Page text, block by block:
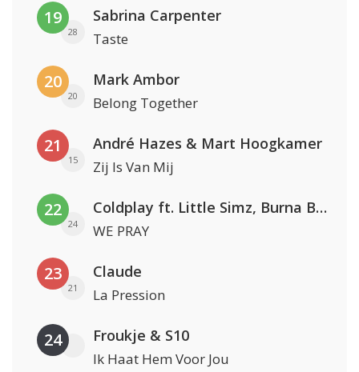
19
28
Sabrina Carpenter
Taste
20
20
Mark Ambor
Belong Together
21
15
André Hazes & Mart Hoogkamer
Zij Is Van Mij
22
24
Coldplay ft. Little Simz, Burna Boy, Elyanna & Tini
WE PRAY
23
21
Claude
La Pression
24 Froukje & S10
Ik Haat Hem Voor Jou